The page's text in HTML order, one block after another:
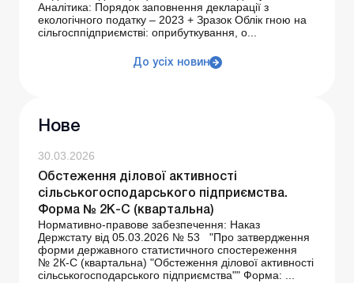
Аналітика: Порядок заповнення декларації з
екологічного податку – 2023 + Зразок Облік гною на
сільгосппідприємстві: оприбуткування, о...
До усіх новин
Нове
30.03.2026
Обстеження ділової активності
сільськогосподарського підприємства.
Форма № 2К-С (квартальна)
Нормативно-правове забезпечення: Наказ
Держстату від 05.03.2026 № 53 "Про затвердження
форми державного статистичного спостереження
№ 2К-С (квартальна) "Обстеження ділової активності
сільськогосподарського підприємства"" Форма: ...